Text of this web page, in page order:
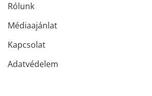
Rólunk
Médiaajánlat
Kapcsolat
Adatvédelem